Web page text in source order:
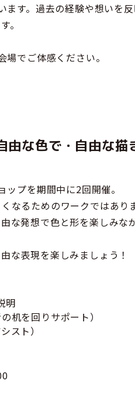
す。過去の経験や想いを
。
でご体感ください。
由な色で・自由な
プを期間中に2回開催。
なるためのワークではあり
な発想で色と形を楽しみ
な表現を楽しみましょう！
明
机を回りサポート）
スト）